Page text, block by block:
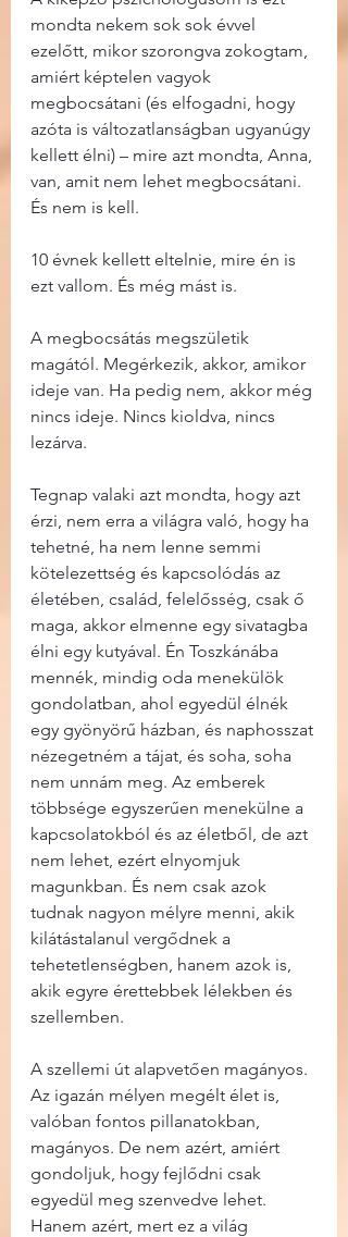
mondta nekem sok sok évvel
ezelőtt, mikor szorongva zokogtam,
amiért képtelen vagyok
megbocsátani (és elfogadni, hogy
azóta is változatlanságban ugyanúgy
kellett élni) – mire azt mondta, Anna,
van, amit nem lehet megbocsátani.
És nem is kell.
10 évnek kellett eltelnie, mire én is
ezt vallom. És még mást is.
A megbocsátás megszületik
magától. Megérkezik, akkor, amikor
ideje van. Ha pedig nem, akkor még
nincs ideje. Nincs kioldva, nincs
lezárva.
Tegnap valaki azt mondta, hogy azt
érzi, nem erra a világra való, hogy ha
tehetné, ha nem lenne semmi
kötelezettség és kapcsolódás az
életében, család, felelősség, csak ő
maga, akkor elmenne egy sivatagba
élni egy kutyával. Én Toszkánába
mennék, mindig oda menekülök
gondolatban, ahol egyedül élnék
egy gyönyörű házban, és naphosszat
nézegetném a tájat, és soha, soha
nem unnám meg. Az emberek
többsége egyszerűen menekülne a
kapcsolatokból és az életből, de azt
nem lehet, ezért elnyomjuk
magunkban. És nem csak azok
tudnak nagyon mélyre menni, akik
kilátástalanul vergődnek a
tehetetlenségben, hanem azok is,
akik egyre érettebbek lélekben és
szellemben.
A szellemi út alapvetően magányos.
Az igazán mélyen megélt élet is,
valóban fontos pillanatokban,
magányos. De nem azért, amiért
gondoljuk, hogy fejlődni csak
egyedül meg szenvedve lehet.
Hanem azért, mert ez a világ